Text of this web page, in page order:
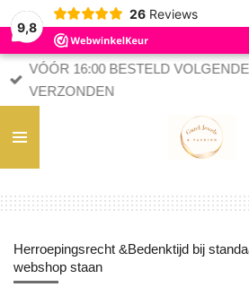
9,8
26 Reviews
VÓÓR 16:00 BESTELD
VERZONDEN
Herroepingsrecht &Bedenktijd bij
webshop staan